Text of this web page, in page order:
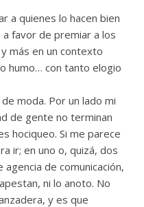
a quienes lo hacen bien
favor de premiar a los
más en un contexto
humo… con tanto elogio
moda. Por un lado mi
de gente no terminan
hociqueo. Si me parece
ir; en uno o, quizá, dos
agencia de comunicación,
ni lo anoto. No
y es que